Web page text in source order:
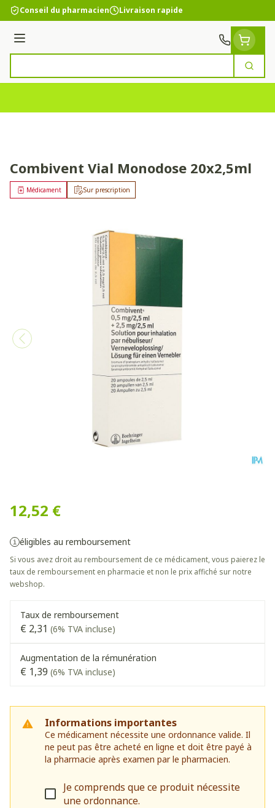
Aller au contenu
Conseil du pharmacien Livraison rapide
Menu
Combivent Vial Monodose 20x2,5ml
Sur prescription
Médicament
12,52 €
éligibles au remboursement
Si vous avez droit au remboursement de ce médicament, vous paierez le
taux de remboursement en pharmacie et non le prix affiché sur notre
webshop.
Taux de remboursement
€ 2,31 (6% TVA incluse)
Augmentation de la rémunération
€ 1,39 (6% TVA incluse)
Informations importantes
Ce médicament nécessite une ordonnance valide. Il
ne peut pas être acheté en ligne et doit être payé à
la pharmacie après examen par le pharmacien.
Je comprends que ce produit nécessite
une ordonnance.